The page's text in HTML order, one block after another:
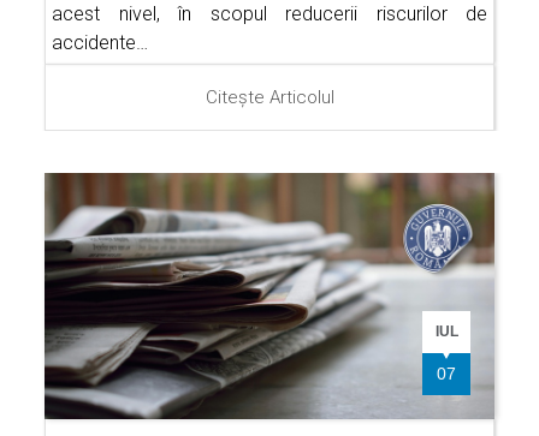
acest nivel, în scopul reducerii riscurilor de
accidente…
Citește Articolul
IUL
07